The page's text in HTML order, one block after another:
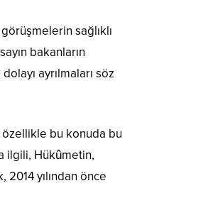
sağlıklı
bakanların
ayrılmaları söz
özellikle bu konuda bu
ilgili, Hükûmetin,
yılından önce